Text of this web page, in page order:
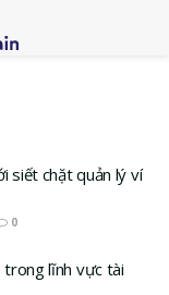
siết chặt quản lý ví
0
trong lĩnh vực tài